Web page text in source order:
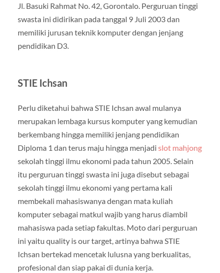
Jl. Basuki Rahmat No. 42, Gorontalo. Perguruan tinggi
swasta ini didirikan pada tanggal 9 Juli 2003 dan
memiliki jurusan teknik komputer dengan jenjang
pendidikan D3.
STIE Ichsan
Perlu diketahui bahwa STIE Ichsan awal mulanya
merupakan lembaga kursus komputer yang kemudian
berkembang hingga memiliki jenjang pendidikan
Diploma 1 dan terus maju hingga menjadi slot mahjong
sekolah tinggi ilmu ekonomi pada tahun 2005. Selain
itu perguruan tinggi swasta ini juga disebut sebagai
sekolah tinggi ilmu ekonomi yang pertama kali
membekali mahasiswanya dengan mata kuliah
komputer sebagai matkul wajib yang harus diambil
mahasiswa pada setiap fakultas. Moto dari perguruan
ini yaitu quality is our target, artinya bahwa STIE
Ichsan bertekad mencetak lulusna yang berkualitas,
profesional dan siap pakai di dunia kerja.